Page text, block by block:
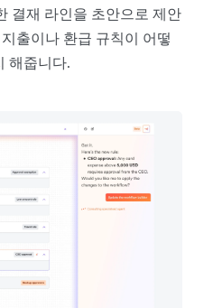
결재 라인을 초안으로 제안
출이나 환급 규칙이 어떻
해줍니다.